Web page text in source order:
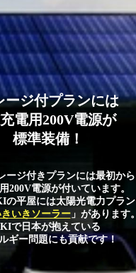
ージ付プランには
電用200V電源が
標準装備！
ージ付きプランには最初から
200V電源が付いています。
の平屋には太陽光電力プラン
いきソーラー」があります。
で日本が抱えている
ギー問題にも貢献です！